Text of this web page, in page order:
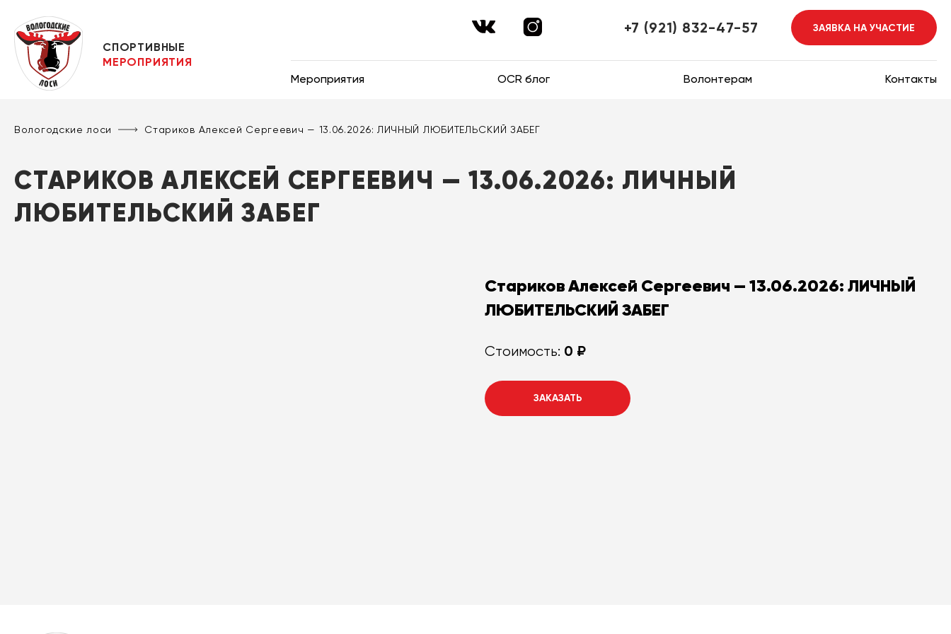
СПОРТИВНЫЕ
МЕРОПРИЯТИЯ
+7 (921) 832-47-57 ЗАЯВКА НА УЧАСТИЕ
Мероприятия OCR блог Волонтерам Контакты
Вологодские лоси Стариков Алексей Сергеевич — 13.06.2026: ЛИЧНЫЙ ЛЮБИТЕЛЬСКИЙ ЗАБЕГ
СТАРИКОВ АЛЕКСЕЙ СЕРГЕЕВИЧ — 13.06.2026: ЛИЧНЫЙ
ЛЮБИТЕЛЬСКИЙ ЗАБЕГ
Стариков Алексей Сергеевич — 13.06.2026: ЛИЧНЫЙ
ЛЮБИТЕЛЬСКИЙ ЗАБЕГ
Стоимость: 0 ₽
ЗАКАЗАТЬ